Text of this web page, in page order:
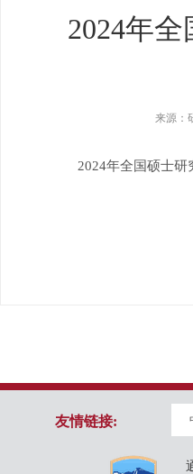
2024年
来源：
2024年全国硕士
友情链接: